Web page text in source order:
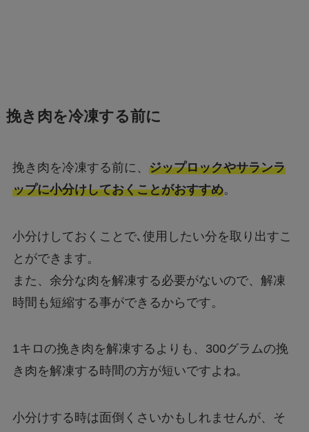
挽き肉を冷凍する前に
挽き肉を冷凍する前に、 ジップロックやサランラ
ップに小分けしておくことがおすすめ。
小分けしておくことで､使用したい分を取り出すこ
とができます。
また、余分な肉を解凍する必要がないので、解凍
時間も短縮する事ができるからです。
1キロの挽き肉を解凍するよりも、300グラムの挽
き肉を解凍する時間の方が短いですよね。
小分けする時は面倒くさいかもしれませんが、そ